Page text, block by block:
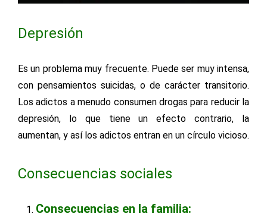
Depresión
Es un problema muy frecuente. Puede ser muy intensa,
con pensamientos suicidas, o de carácter transitorio.
Los adictos a menudo consumen drogas para reducir la
depresión, lo que tiene un efecto contrario, la
aumentan, y así los adictos entran en un círculo vicioso.
Consecuencias sociales
Consecuencias en la familia: